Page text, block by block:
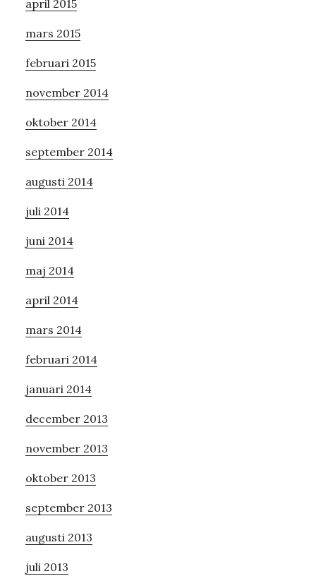
april 2015
mars 2015
februari 2015
november 2014
oktober 2014
september 2014
augusti 2014
juli 2014
juni 2014
maj 2014
april 2014
mars 2014
februari 2014
januari 2014
december 2013
november 2013
oktober 2013
september 2013
augusti 2013
juli 2013